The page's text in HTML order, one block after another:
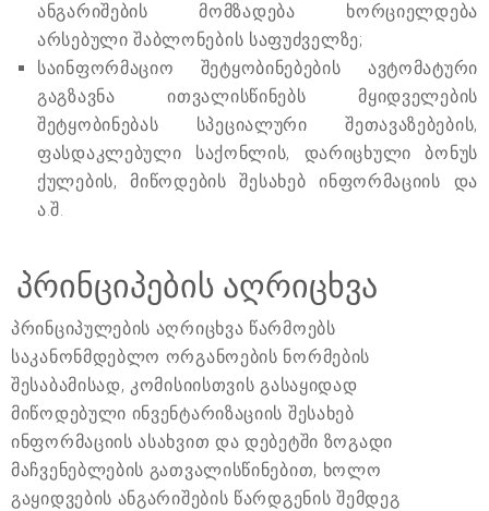
ანგარიშების მომზადება ხორციელდება
არსებული შაბლონების საფუძველზე;
საინფორმაციო შეტყობინებების ავტომატური
გაგზავნა ითვალისწინებს მყიდველების
შეტყობინებას სპეციალური შეთავაზებების,
ფასდაკლებული საქონლის, დარიცხული ბონუს
ქულების, მიწოდების შესახებ ინფორმაციის და
ა.შ.
პრინციპების აღრიცხვა
პრინციპულების აღრიცხვა წარმოებს
საკანონმდებლო ორგანოების ნორმების
შესაბამისად, კომისიისთვის გასაყიდად
მიწოდებული ინვენტარიზაციის შესახებ
ინფორმაციის ასახვით და დებეტში ზოგადი
მაჩვენებლების გათვალისწინებით, ხოლო
გაყიდვების ანგარიშების წარდგენის შემდეგ